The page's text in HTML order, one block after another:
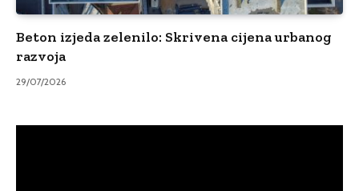
Beton izjeda zelenilo: Skrivena cijena urbanog
razvoja
29/07/2026